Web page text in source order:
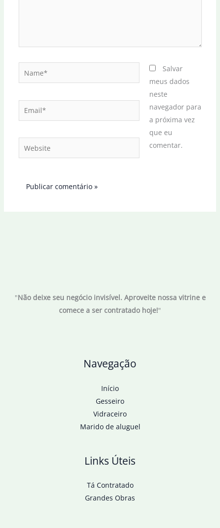
Email*
Website
Salvar
meus dados
neste
navegador para
a próxima vez
que eu
comentar.
"Não deixe seu negócio invisível. Aproveite nossa vitrine e
comece a ser contratado hoje!"
Navegação
Início
Gesseiro
Vidraceiro
Marido de aluguel
Links Úteis
Tá Contratado
Grandes Obras